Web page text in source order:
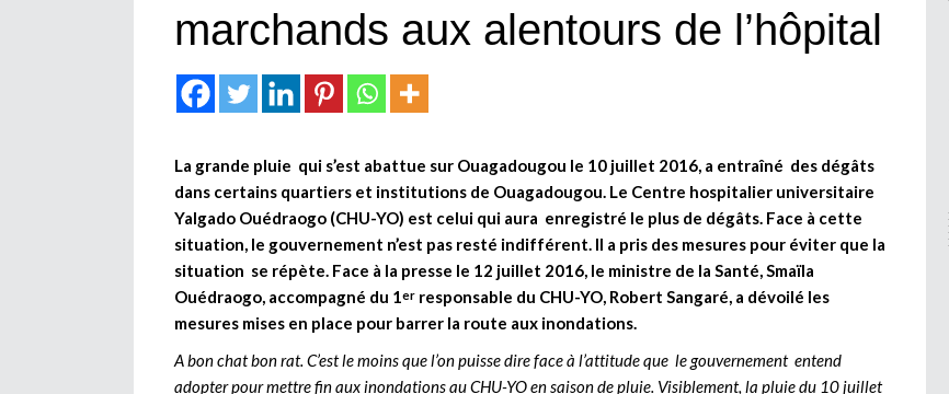
marchands aux alentours de l’hôpital
La grande pluie qui s’est abattue sur Ouagadougou le 10 juillet 2016, a entraîné des dégâts
dans certains quartiers et institutions de Ouagadougou. Le Centre hospitalier universitaire
Yalgado Ouédraogo (CHU-YO) est celui qui aura enregistré le plus de dégâts. Face à cette
situation, le gouvernement n’est pas resté indifférent. Il a pris des mesures pour éviter que la
situation se répète. Face à la presse le 12 juillet 2016, le ministre de la Santé, Smaïla
Ouédraogo, accompagné du 1er responsable du CHU-YO, Robert Sangaré, a dévoilé les
mesures mises en place pour barrer la route aux inondations.
A bon chat bon rat. C’est le moins que l’on puisse dire face à l’attitude que le gouvernement entend
adopter pour mettre fin aux inondations au CHU-YO en saison de pluie. Visiblement, la pluie du 10 juillet